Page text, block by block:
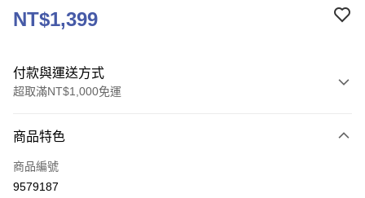
NT$1,399
付款與運送方式
超取滿NT$1,000免運
信用卡一次付款
信用卡分期付款
商品特色
商品編號
9579187